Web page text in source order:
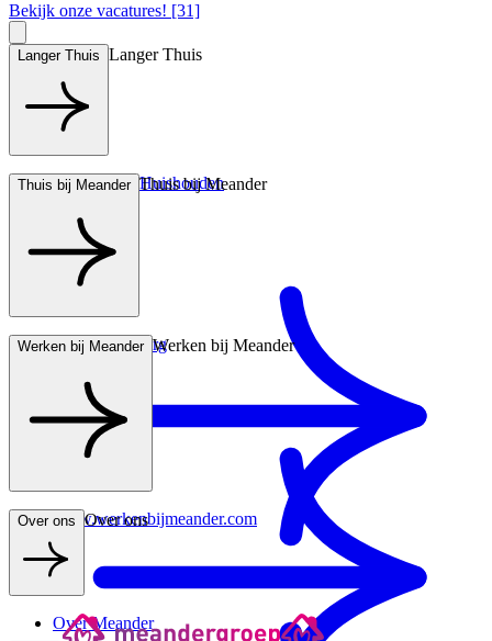
Bekijk onze vacatures! [31]
Langer Thuis Langer Thuis
Hulp bij het Huishouden
Thuis bij Meander Thuis bij Meander
Wonen met zorg
Werken bij Meander Werken bij Meander
www.werkenbijmeander.com
Over ons Over ons
Over Meander